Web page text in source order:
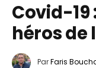
Covid-19
héros de
ParFaris